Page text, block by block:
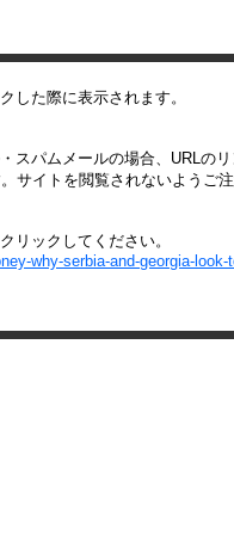
した際に表示されます。
スパムメールの場合、URLの
サイトを閲覧されないようご
リックしてください。
why-serbia-and-georgia-look-